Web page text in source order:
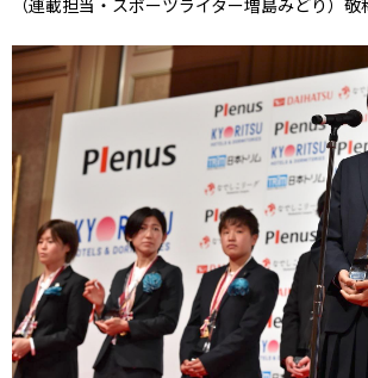
（連載担当・スポーツライター増島みどり）敬